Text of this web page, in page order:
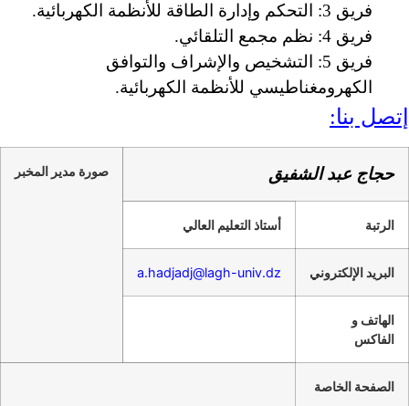
فريق 3: التحكم وإدارة الطاقة للأنظمة الكهربائية.
فريق 4: نظم مجمع التلقائي.
فريق 5: التشخيص والإشراف والتوافق
الكهرومغناطيسي للأنظمة الكهربائية.
إتصل بنا:
حجاج عبد الشفيق صورة مدير المخبر
الرتبة أستاذ التعليم العالي
البريد الإلكتروني a.hadjadj@lagh-univ.dz
الهاتف و
الفاكس
الصفحة الخاصة